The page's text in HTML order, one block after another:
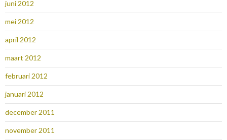
juni 2012
mei 2012
april 2012
maart 2012
februari 2012
januari 2012
december 2011
november 2011